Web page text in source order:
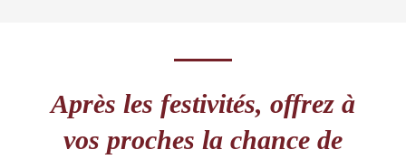
Après les festivités, offrez à
vos proches la chance de